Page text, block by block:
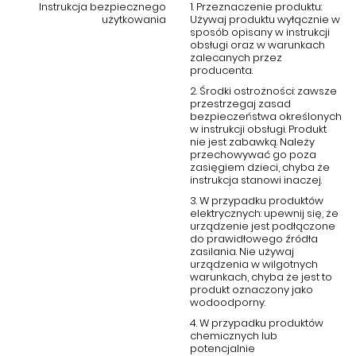
Wszechstronne zastosowanie w Twoim
doskonale sprawdzi się w różnych
pomieszczeniach. W salonie będzie elegancką bazą do
dekoracji – możesz postawić na niej lustro, wazony czy inne
dodatki podkreślające glamour styl. W sypialni znakomicie służy
jako przestronne miejsce na odzież, a na blacie można
umieścić lampkę nocną oraz ozdobne pudełka, które nadadzą
wnętrzu przytulności. Z kolei w przedpokoju sprawdzi się jako
praktyczne miejsce na drobiazgi, a jednocześnie efektowny
element dekoracyjny, który przyciąga wzrok złotymi
Dlaczego warto wybrać komodę Isella
Glamour ze złoceniami?
– ryflowane białe fronty i stylowe złote
detale tworzą luksusowy wygląd
– dwie podwójne szafki z półkami
Instrukcja bezpiecznego
użytkowania
1. Przeznaczenie produktu:
Używaj produktu wyłącznie w
sposób opisany w instrukcji
obsługi oraz w warunkach
zalecanych przez
producenta.
2. Środki ostrożności: zawsze
przestrzegaj zasad
bezpieczeństwa określonych
w instrukcji obsługi. Produkt
nie jest zabawką. Należy
przechowywać go poza
zasięgiem dzieci, chyba że
instrukcja stanowi inaczej.
3. W przypadku produktów
elektrycznych: upewnij się, że
urządzenie jest podłączone
do prawidłowego źródła
zasilania. Nie używaj
urządzenia w wilgotnych
warunkach, chyba że jest to
produkt oznaczony jako
wodoodporny.
4. W przypadku produktów
chemicznych lub
potencjalnie